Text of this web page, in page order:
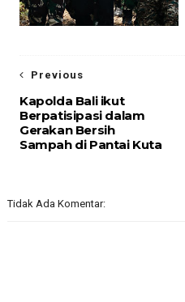
Previous
Kapolda Bali ikut
Berpatisipasi dalam
Gerakan Bersih
Sampah di Pantai Kuta
Tidak Ada Komentar: